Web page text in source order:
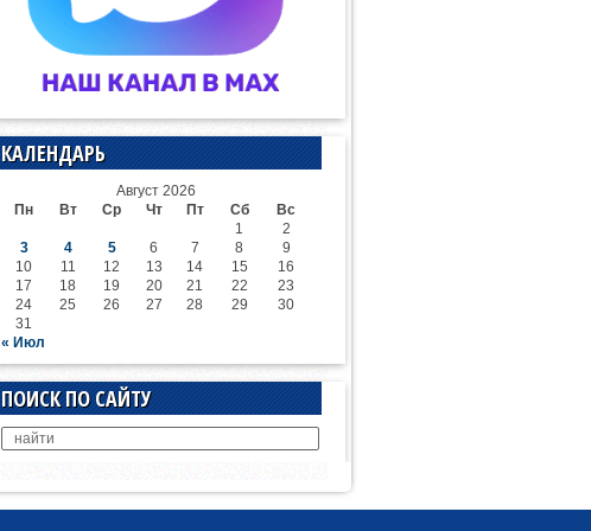
КАЛЕНДАРЬ
Август 2026
Пн
Вт Ср Чт Пт Сб
Вс
1
2
3
4 5 6 7 8
9
10
11 12 13 14 15
16
17
18 19 20 21 22
23
24
25 26 27 28 29
30
31
« Июл
ПОИСК ПО САЙТУ